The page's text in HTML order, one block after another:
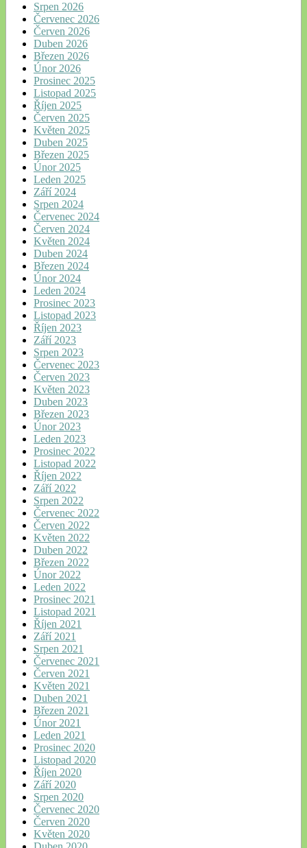
Srpen 2026
Červenec 2026
Červen 2026
Duben 2026
Březen 2026
Únor 2026
Prosinec 2025
Listopad 2025
Říjen 2025
Červen 2025
Květen 2025
Duben 2025
Březen 2025
Únor 2025
Leden 2025
Září 2024
Srpen 2024
Červenec 2024
Červen 2024
Květen 2024
Duben 2024
Březen 2024
Únor 2024
Leden 2024
Prosinec 2023
Listopad 2023
Říjen 2023
Září 2023
Srpen 2023
Červenec 2023
Červen 2023
Květen 2023
Duben 2023
Březen 2023
Únor 2023
Leden 2023
Prosinec 2022
Listopad 2022
Říjen 2022
Září 2022
Srpen 2022
Červenec 2022
Červen 2022
Květen 2022
Duben 2022
Březen 2022
Únor 2022
Leden 2022
Prosinec 2021
Listopad 2021
Říjen 2021
Září 2021
Srpen 2021
Červenec 2021
Červen 2021
Květen 2021
Duben 2021
Březen 2021
Únor 2021
Leden 2021
Prosinec 2020
Listopad 2020
Říjen 2020
Září 2020
Srpen 2020
Červenec 2020
Červen 2020
Květen 2020